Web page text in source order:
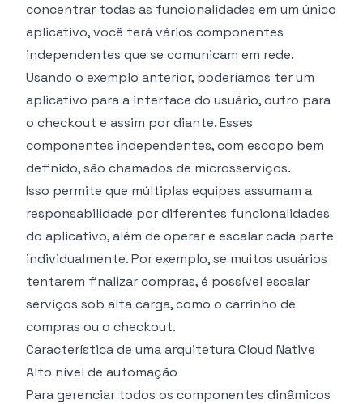
concentrar todas as funcionalidades em um único
aplicativo, você terá vários componentes
independentes que se comunicam em rede.
Usando o exemplo anterior, poderíamos ter um
aplicativo para a interface do usuário, outro para
o checkout e assim por diante. Esses
componentes independentes, com escopo bem
definido, são chamados de microsserviços.
Isso permite que múltiplas equipes assumam a
responsabilidade por diferentes funcionalidades
do aplicativo, além de operar e escalar cada parte
individualmente. Por exemplo, se muitos usuários
tentarem finalizar compras, é possível escalar
serviços sob alta carga, como o carrinho de
compras ou o checkout.
Característica de uma arquitetura Cloud Native
Alto nível de automação
Para gerenciar todos os componentes dinâmicos